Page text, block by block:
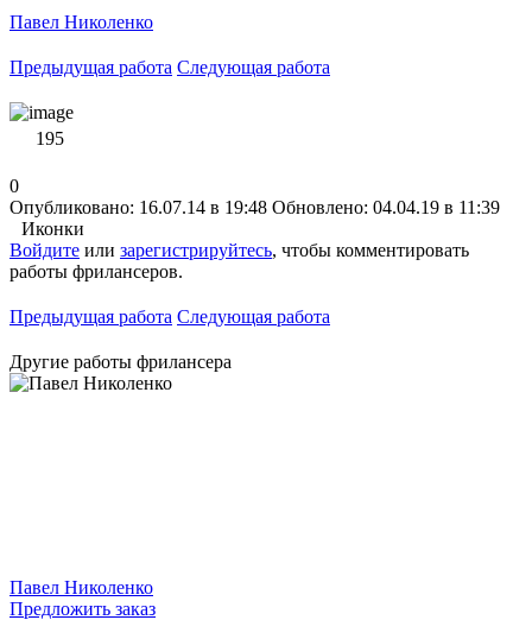
Павел Николенко
Предыдущая работа Следующая работа
195
0
Опубликовано: 16.07.14 в 19:48 Обновлено: 04.04.19 в 11:39
Иконки
Войдите или зарегистрируйтесь, чтобы комментировать
работы фрилансеров.
Предыдущая работа Следующая работа
Другие работы фрилансера
Павел Николенко
Предложить заказ